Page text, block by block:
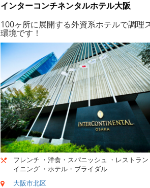
インターコンチネンタルホテル大阪
100ヶ所に展開する外資系ホテルで調理
環境です！
フレンチ ・洋食・スパニッシュ ・レストラ
イニング ・ホテル・ブライダル
大阪市北区